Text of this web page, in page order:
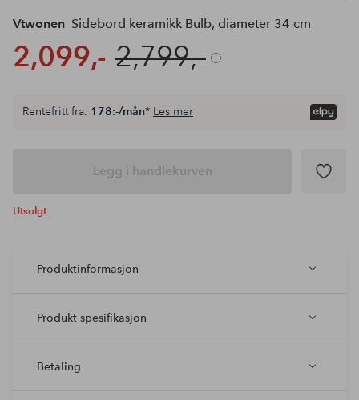
Vtwonen Sidebord keramikk Bulb, diameter 34 cm
2,099,- 2,799,-
Rentefritt fra. 178:-/mån* Les mer
Legg i handlekurven
Utsolgt
Produktinformasjon
Produkt spesifikasjon
Betaling